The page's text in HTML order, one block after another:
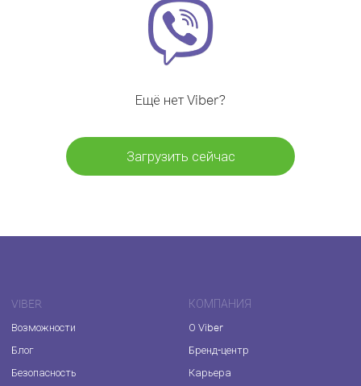
Ещё нет Viber?
Загрузить сейчас
VIBER
Возможности
Блог
Безопасность
КОМПАНИЯ
О Viber
Бренд-центр
Карьера